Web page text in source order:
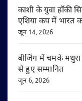
काशी के युवा हॉकी
एशिया कप में भारत
जून 14, 2026
बीजिंग में चमके मथुरा
से हुए सम्मानित
जून 6, 2026